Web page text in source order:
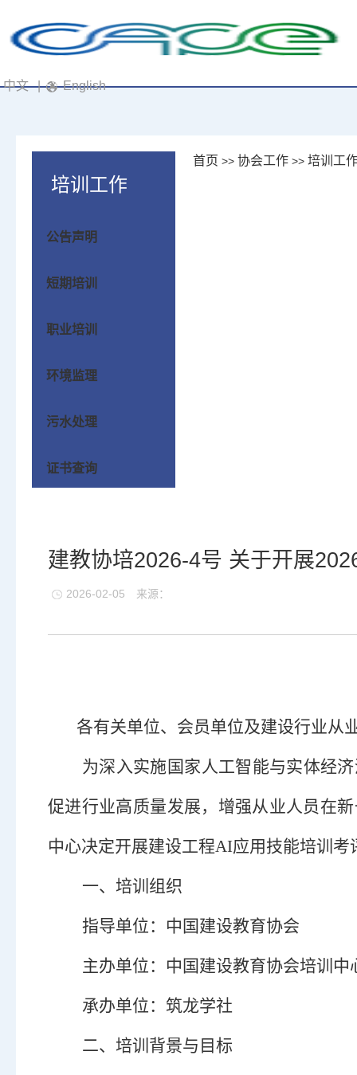
中文 | English
培训工作
公告声明
短期培训
职业培训
环境监理
污水处理
证书查询
首页 >> 协会工作>> 培训工
建教协培2026-4号 关于开展
2026-02-05 来源：
各有关单位、会员单位及建设行业从
为深入实施国家人工智能与实体经
促进行业高质量发展，增强从业人员在
中心决定开展建设工程AI应用技能培训考
一、 培训 组织
指导单位：中国建设教育协会
主办单位：中国建设教育协会培训中
承办单位：筑龙学社
二、 培训 背景与目标